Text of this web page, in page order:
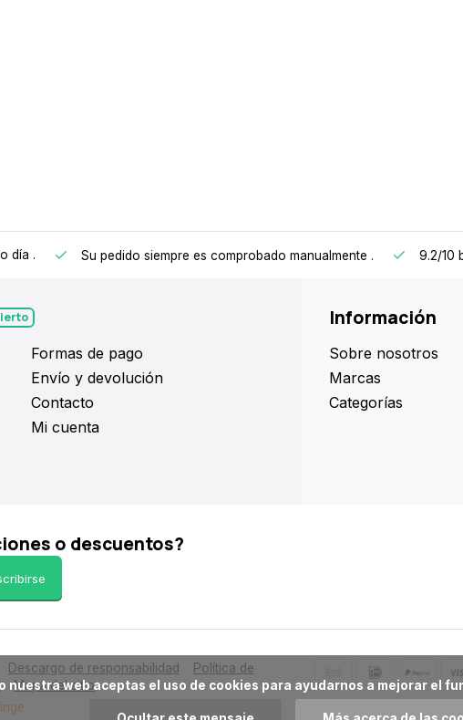
día . Su pedido siempre es comprobado manualmente . 9.2/10
Formas de pago
Envío y devolución
Contacto
Mi cuenta
Información
Sobre nosotros
Marcas
Categorías
o descuentos?
Descargo de responsabilidad
Política de
Mapa del sitio